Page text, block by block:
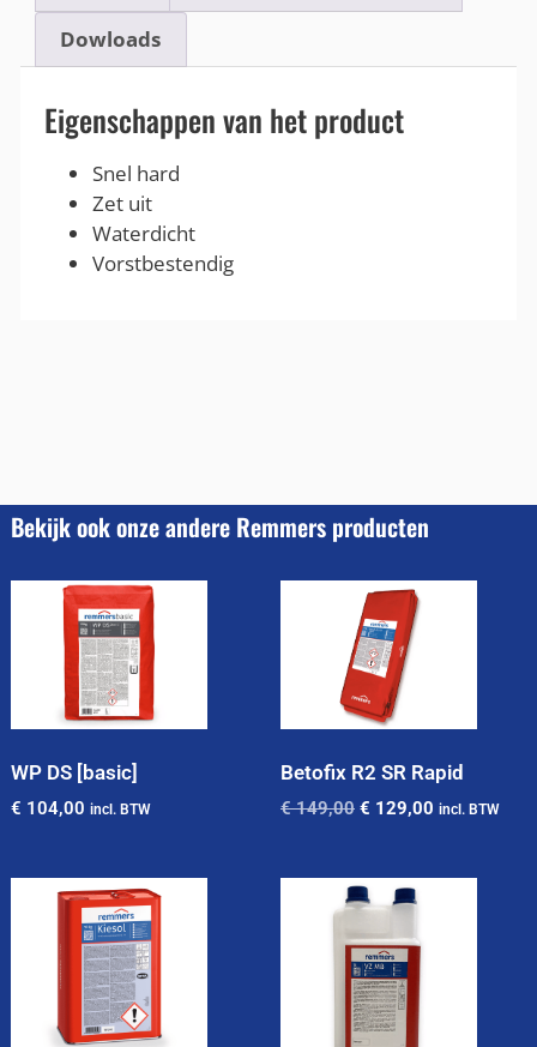
Dowloads
Eigenschappen van het product
Snel hard
Zet uit
Waterdicht
Vorstbestendig
Bekijk ook onze andere Remmers producten
WP DS [basic]
€ 104,00 incl. BTW
Betofix R2 SR Rapid
€149,00 € 129,00 incl. BTW